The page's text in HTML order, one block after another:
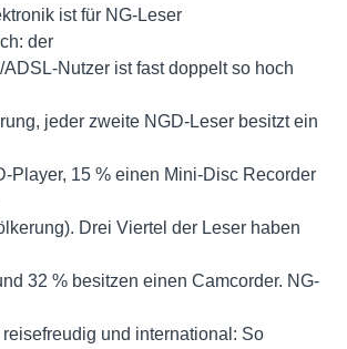
ist für NG-Leser
der
Nutzer ist fast doppelt so hoch
jeder zweite NGD-Leser besitzt ein
Player, 15 % einen Mini-Disc Recorder
Drei Viertel der Leser haben
32 % besitzen einen Camcorder. NG-
und international: So